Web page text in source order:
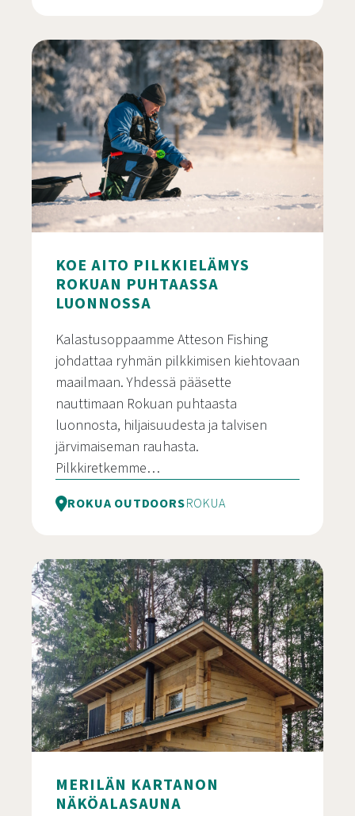
KOE AITO PILKKIELÄMYS
ROKUAN PUHTAASSA
LUONNOSSA
Kalastusoppaamme Atteson Fishing
johdattaa ryhmän pilkkimisen kiehtovaan
maailmaan. Yhdessä pääsette
nauttimaan Rokuan puhtaasta
luonnosta, hiljaisuudesta ja talvisen
järvimaiseman rauhasta.
Pilkkiretkemme…
ROKUA OUTDOORSROKUA
MERILÄN KARTANON
NÄKÖALASAUNA